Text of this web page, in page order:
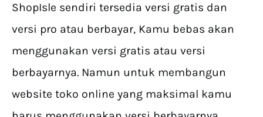
ShopIsle sendiri tersedia versi gratis dan
versi pro atau berbayar, Kamu bebas akan
menggunakan versi gratis atau versi
berbayarnya. Namun untuk membangun
website toko online yang maksimal kamu